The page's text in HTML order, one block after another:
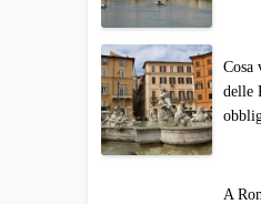
Cosa
delle
A